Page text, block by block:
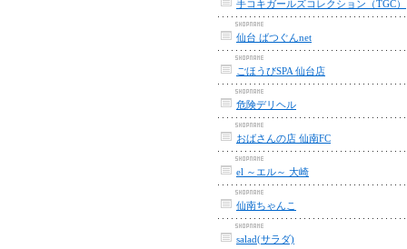
手コキガールズコレクション（TGC）
仙台 ばつぐんnet
ごほうびSPA 仙台店
危険デリヘル
おばさんの店 仙南FC
el ～エル～ 大崎
仙南ちゃんこ
salad(サラダ)